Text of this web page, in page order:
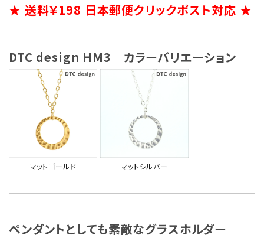
★ 送料￥198 日本郵便クリックポスト対応 ★
DTC design HM3 カラーバリエーション
マットゴールド マットシルバー
ペンダントとしても素敵なグラスホルダー